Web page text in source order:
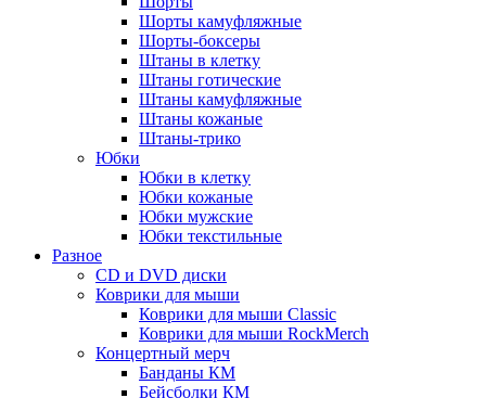
Шорты камуфляжные
Шорты-боксеры
Штаны в клетку
Штаны готические
Штаны камуфляжные
Штаны кожаные
Штаны-трико
Юбки
Юбки в клетку
Юбки кожаные
Юбки мужские
Юбки текстильные
Разное
CD и DVD диски
Коврики для мыши
Коврики для мыши Classic
Коврики для мыши RockMerch
Концертный мерч
Банданы КМ
Бейсболки КМ